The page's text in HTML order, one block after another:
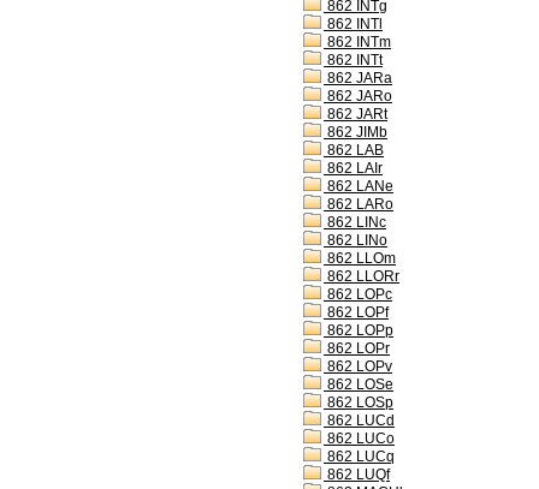
862 INTg
862 INTl
862 INTm
862 INTt
862 JARa
862 JARo
862 JARt
862 JIMb
862 LAB
862 LAIr
862 LANe
862 LARo
862 LINc
862 LINo
862 LLOm
862 LLORr
862 LOPc
862 LOPf
862 LOPp
862 LOPr
862 LOPv
862 LOSe
862 LOSp
862 LUCd
862 LUCo
862 LUCq
862 LUQf